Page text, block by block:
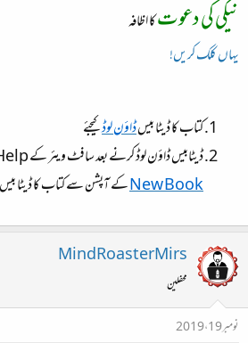
نیکی کی دعوتکا اظافہ
یہاں کلک کریں!
کتاب کا ڈیٹا بیسڈاؤن لوڈکیجئے
ڈیٹابیس ڈاؤن لوڈ کرنے بعد سافٹ ویئر کے Helpمینو میں دیئے گئے
New Bookکے آپشن سے کتاب کا ڈیٹا
MindRoasterMirs
محفلین
نومبر 19، 2019